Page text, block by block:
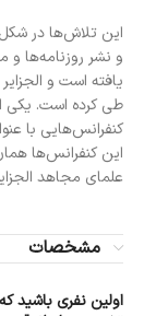
این تلاش‌ها در
و نشر روزنامه‌ها
یافته است و
طی کرده است. یکی
کنفرانس‌هایی با
این کنفرانس‌ها
علمای مجاهد
مشخصات
اولین نفری باشید